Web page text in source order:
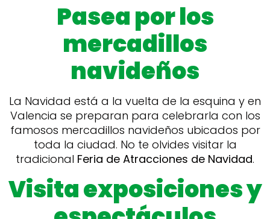
Pasea por los
mercadillos
navideños
La Navidad está a la vuelta de la esquina y en
Valencia se preparan para celebrarla con los
famosos mercadillos navideños ubicados por
toda la ciudad. No te olvides visitar la
tradicional Feria de Atracciones de Navidad.
Visita exposiciones y